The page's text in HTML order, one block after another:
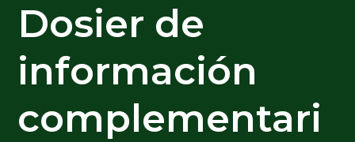
Dosier de
información
complementari